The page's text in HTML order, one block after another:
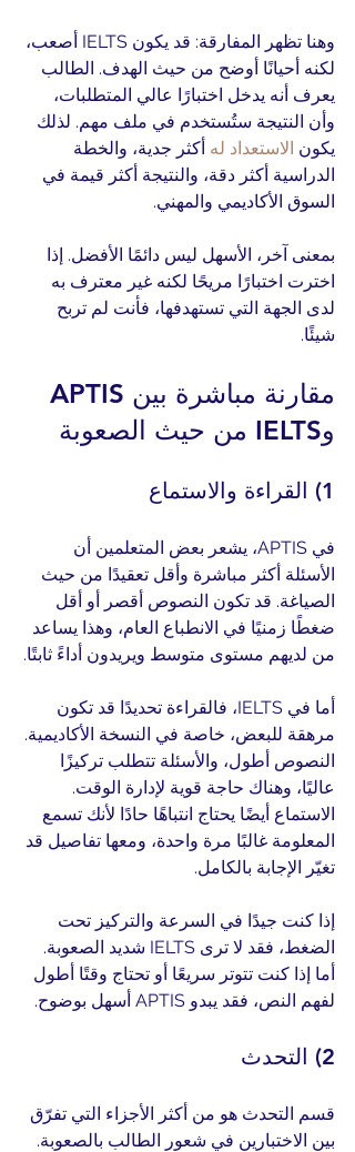
وهنا تظهر المفارقة: قد يكون IELTS أصعب،
لكنه أحيانًا أوضح من حيث الهدف. الطالب
يعرف أنه يدخل اختبارًا عالي المتطلبات،
وأن النتيجة ستُستخدم في ملف مهم. لذلك
يكون الاستعداد له أكثر جدية، والخطة
الدراسية أكثر دقة، والنتيجة أكثر قيمة في
السوق الأكاديمي والمهني.
بمعنى آخر، الأسهل ليس دائمًا الأفضل. إذا
اخترت اختبارًا مريحًا لكنه غير معترف به
لدى الجهة التي تستهدفها، فأنت لم تربح
شيئًا.
وIELTS من حيث الصعوبة
1) القراءة والاستماع
في APTIS، يشعر بعض المتعلمين أن
الأسئلة أكثر مباشرة وأقل تعقيدًا من حيث
الصياغة. قد تكون النصوص أقصر أو أقل
ضغطًا زمنيًا في الانطباع العام، وهذا يساعد
من لديهم مستوى متوسط ويريدون أداءً ثابتًا.
أما في IELTS، فالقراءة تحديدًا قد تكون
مرهقة للبعض، خاصة في النسخة الأكاديمية.
النصوص أطول، والأسئلة تتطلب تركيزًا
عاليًا، وهناك حاجة قوية لإدارة الوقت.
الاستماع أيضًا يحتاج انتباهًا حادًا لأنك تسمع
المعلومة غالبًا مرة واحدة، ومعها تفاصيل قد
تغيّر الإجابة بالكامل.
إذا كنت جيدًا في السرعة والتركيز تحت
الضغط، فقد لا ترى IELTS شديد الصعوبة.
أما إذا كنت تتوتر سريعًا أو تحتاج وقتًا أطول
لفهم النص، فقد يبدو APTIS أسهل بوضوح.
2) التحدث
قسم التحدث هو من أكثر الأجزاء التي تفرّق
بين الاختبارين في شعور الطالب بالصعوبة.